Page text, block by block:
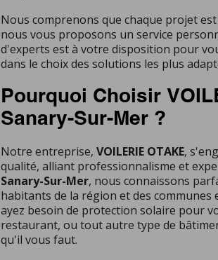
Nous comprenons que chaque projet
nous vous proposons un service
d'experts est à votre disposition pour
dans le choix des solutions les plus
Pourquoi Choisir
Sanary-Sur-Mer ?
Notre entreprise, VOILERIE OTAKE,
qualité, alliant professionnalisme et
Sanary-Sur-Mer, nous connaissons
habitants de la région et des communes
ayez besoin de protection solaire pour
restaurant, ou tout autre type de
qu'il vous faut.